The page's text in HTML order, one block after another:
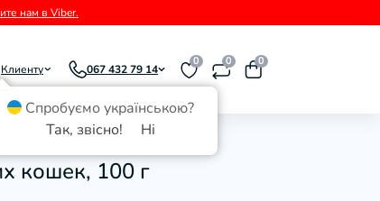
нам в Viber.
Клиенту 067 432 79 14
0 0 0
кошек, 100 г
Спробуємо українською?
Так, звісно!
Ні